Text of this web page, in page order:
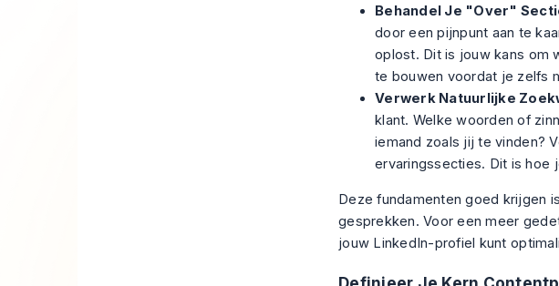
Behandel Je "Over"
door een pijnpunt aan te
oplost. Dit is jouw kans om
te bouwen voordat je zelfs
Verwerk Natuurlijke
klant. Welke woorden of
iemand zoals jij te vinden?
ervaringssecties. Dit is hoe
Deze fundamenten goed krijgen
gesprekken. Voor een meer
jouw LinkedIn-profiel kunt